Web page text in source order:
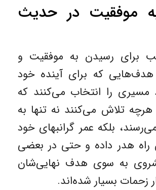
موفقیت در حدیث
برای رسیدن به موفقیت و
هدف‌هایی که برای آینده خود
مسیری را انتخاب می‌کنند که
تلاش می‌کنند نه تنها به
بلکه عمر گرانبهای خود
راه هدر داده‌ و حتی در بعضی
به سوی هدف نهایی‌شان
زحمات بسیار شده‌اند.